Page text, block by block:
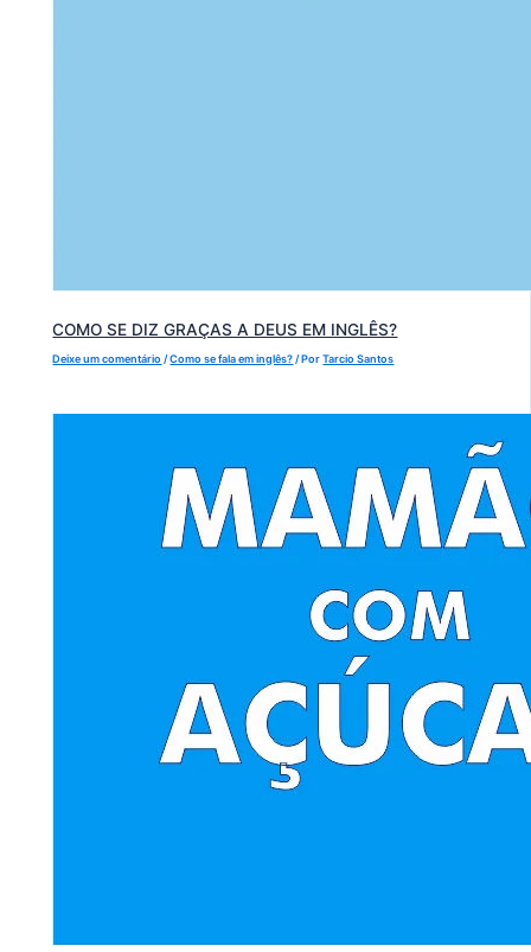
COMO SE DIZ GRAÇAS A DEUS EM INGLÊS?
Deixe um comentário /Como se fala em inglês?/ PorTarcio Santos